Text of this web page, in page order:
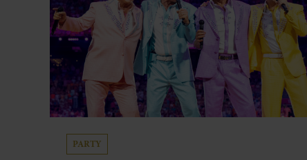
steeds vaker de vraag hoelang zij nog onderdeel
blijven van de zangformatie.
Meer van Redactie Royalty Online